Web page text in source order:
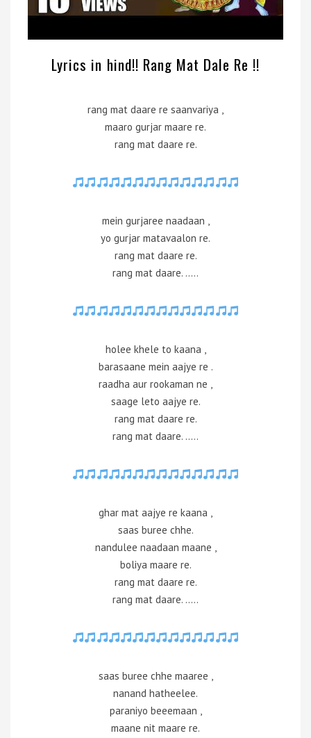
Lyrics in hind!! Rang Mat Dale Re !!
rang mat daare re saanvariya ,
maaro gurjar maare re.
rang mat daare re.
mein gurjaree naadaan ,
yo gurjar matavaalon re.
rang mat daare re.
rang mat daare. …..
holee khele to kaana ,
barasaane mein aajye re .
raadha aur rookaman ne ,
saage leto aajye re.
rang mat daare re.
rang mat daare. …..
ghar mat aajye re kaana ,
saas buree chhe.
nandulee naadaan maane ,
boliya maare re.
rang mat daare re.
rang mat daare. …..
saas buree chhe maaree ,
nanand hatheelee.
paraniyo beeemaan ,
maane nit maare re.